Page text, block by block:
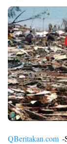
QBeritakan.com -